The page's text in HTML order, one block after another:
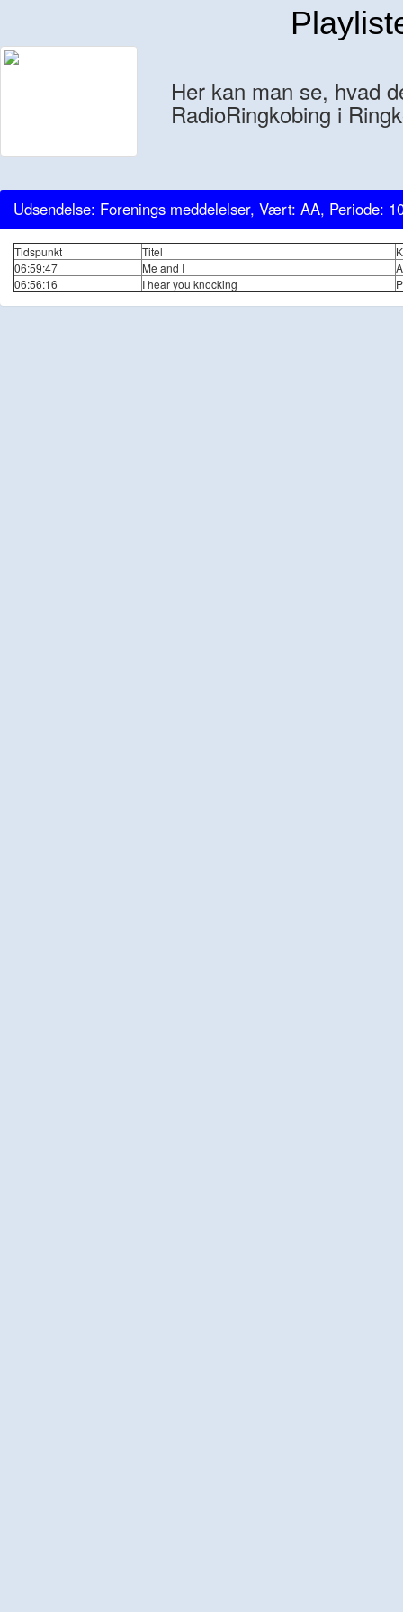
Her kan man se, hvad
RadioRingkobing i
Udsendelse: Forenings meddelelser, Vært: AA, Periode:
Tidspunkt Titel
06:59:47
Me and I
06:56:16
I hear you knocking